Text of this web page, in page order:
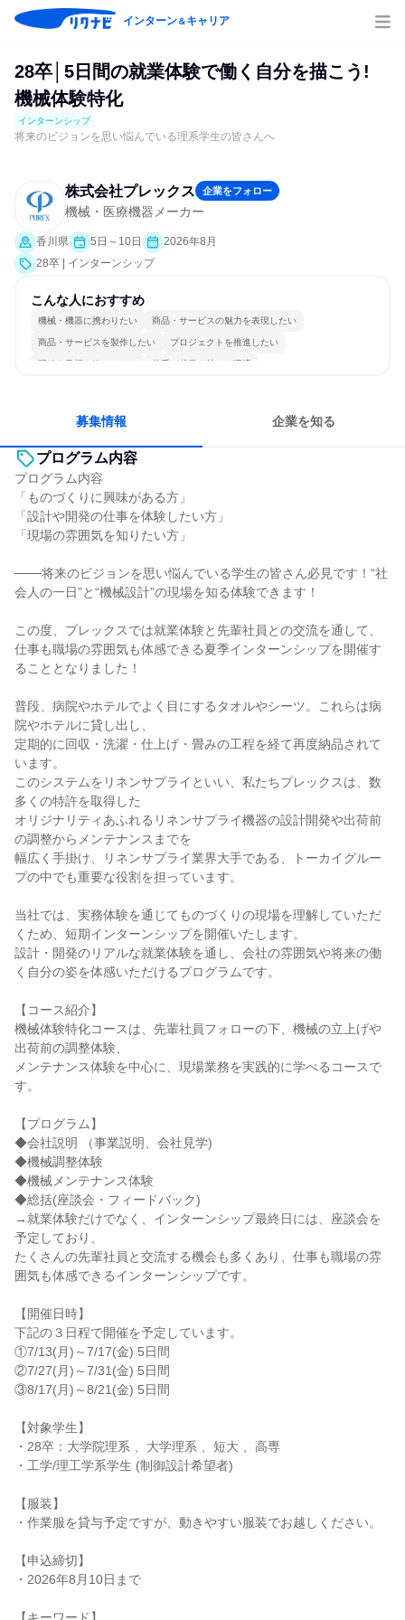
インターン＆キャリア
28卒│5日間の就業体験で働く自分を描こう!
機械体験特化
インターンシップ
将来のビジョンを思い悩んでいる理系学生の皆さんへ
株式会社プレックス 企業をフォロー
機械・医療機器メーカー
香川県 5日～10日
2026年8月
28卒 | インターンシップ
こんな人におすすめ
機械・機器に携わりたい 商品・サービスの魅力を表現したい
商品・サービスを製作したい プロジェクトを推進したい
明確な目標を追いかける 若手が裁量を持てる環境
募集情報 企業を知る
プログラム内容
プログラム内容
「ものづくりに興味がある方」
「設計や開発の仕事を体験したい方」
「現場の雰囲気を知りたい方」
───将来のビジョンを思い悩んでいる学生の皆さん必見です！“社
会人の一日”と“機械設計”の現場を知る体験できます！
この度、プレックスでは就業体験と先輩社員との交流を通して、
仕事も職場の雰囲気も体感できる夏季インターンシップを開催す
ることとなりました！
普段、病院やホテルでよく目にするタオルやシーツ。これらは病
院やホテルに貸し出し、
定期的に回収・洗濯・仕上げ・畳みの工程を経て再度納品されて
います。
このシステムをリネンサプライといい、私たちプレックスは、数
多くの特許を取得した
オリジナリティあふれるリネンサプライ機器の設計開発や出荷前
の調整からメンテナンスまでを
幅広く手掛け、リネンサプライ業界大手である、トーカイグルー
プの中でも重要な役割を担っています。
当社では、実務体験を通じてものづくりの現場を理解していただ
くため、短期インターンシップを開催いたします。
設計・開発のリアルな就業体験を通し、会社の雰囲気や将来の働
く自分の姿を体感いただけるプログラムです。
【コース紹介】
機械体験特化コースは、先輩社員フォローの下、機械の立上げや
出荷前の調整体験、
メンテナンス体験を中心に、現場業務を実践的に学べるコースで
す。
【プログラム】
◆会社説明 （事業説明、会社見学)
◆機械調整体験
◆機械メンテナンス体験
◆総括(座談会・フィードバック)
→就業体験だけでなく、インターンシップ最終日には、座談会を
予定しており、
たくさんの先輩社員と交流する機会も多くあり、仕事も職場の雰
囲気も体感できるインターンシップです。
【開催日時】
下記の３日程で開催を予定しています。
①7/13(月)～7/17(金) 5日間
②7/27(月)～7/31(金) 5日間
③8/17(月)～8/21(金) 5日間
【対象学生】
・28卒：大学院理系 、大学理系 、短大 、高専
・工学/理工学系学生 (制御設計希望者)
【服装】
・作業服を貸与予定ですが、動きやすい服装でお越しください。
【申込締切】
・2026年8月10日まで